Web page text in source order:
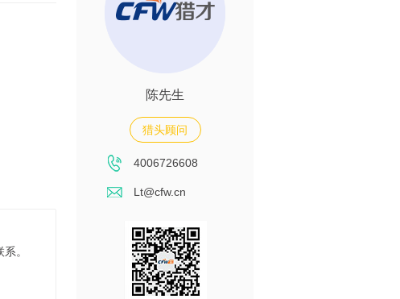
。
陈先生
猎头顾问
4006726608
Lt@cfw.cn